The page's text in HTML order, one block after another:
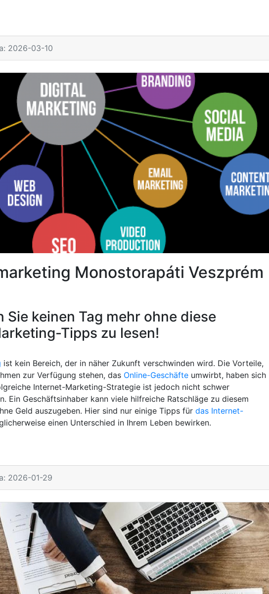
2026-03-10
Monostorapáti Veszprém
Sie keinen Tag mehr ohne diese
Tipps zu lesen!
ist kein Bereich, der in näher Zukunft verschwinden wird. Die Vorteile,
zur Verfügung stehen, das Online-Geschäfte umwirbt, haben sich
Internet-Marketing-Strategie ist jedoch nicht schwer
Ein Geschäftsinhaber kann viele hilfreiche Ratschläge zu diesem
Geld auszugeben. Hier sind nur einige Tipps für das Internet-
einen Unterschied in Ihrem Leben bewirken.
2026-01-29